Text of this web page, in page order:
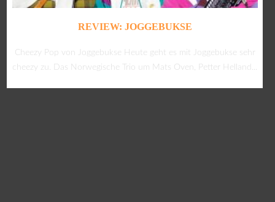
REVIEW: JOGGEBUKSE
Cheezy Pop von Joggebukse Heute geht es mit Joggebukse sehr
cheezy zu. Das Norwegische Trio um Mats Oven, Petter Helland...